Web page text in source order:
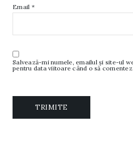
Email *
Salvează-mi numele, emailul și site-ul
pentru data viitoare când o să comentez.